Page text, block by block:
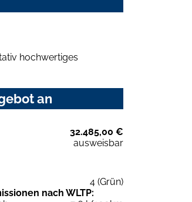
hochwertiges
an
32.485,00 €
ausweisbar
4 (Grün)
nach WLTP: